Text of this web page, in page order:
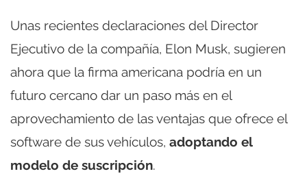
Unas recientes declaraciones del Director
Ejecutivo de la compañía, Elon Musk, sugieren
ahora que la firma americana podría en un
futuro cercano dar un paso más en el
aprovechamiento de las ventajas que ofrece el
software de sus vehículos, adoptando el
modelo de suscripción.